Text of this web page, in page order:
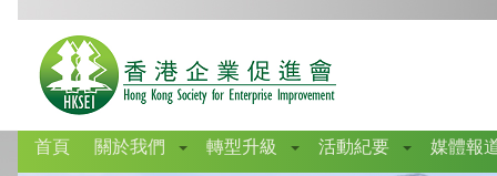
首頁 關於我們 轉型升級 活動紀要 媒體報